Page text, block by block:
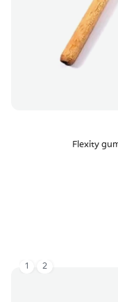
Flexity
1 2